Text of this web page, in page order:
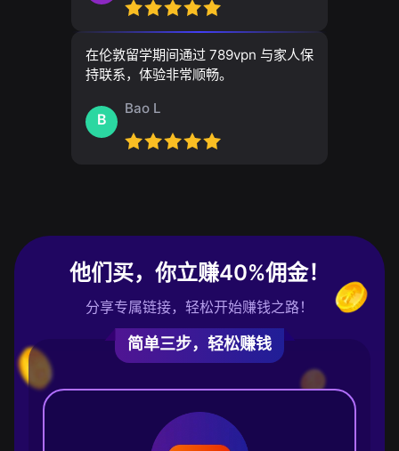
在伦敦留学期间通过 789vpn 与家人保
持联系，体验非常顺畅。
B
Bao L
他们买，你立赚40%佣金！
分享专属链接，轻松开始赚钱之路！
简单三步，轻松赚钱